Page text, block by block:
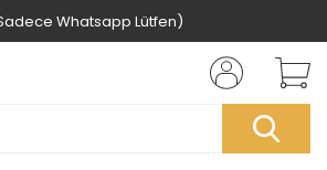
Whatsapp Lütfen)